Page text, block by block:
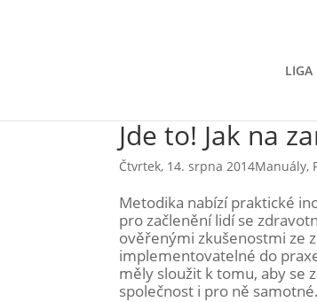
LIGA
Jde to! Jak na
Čtvrtek, 14. srpna 2014Manuály,
Metodika nabízí praktické
pro začlenění lidí se
ověřenými zkušenostmi ze
implementovatelné do
měly sloužit k tomu, aby se
společnost i pro ně samotné.